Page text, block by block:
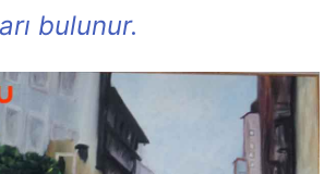
bulunur.